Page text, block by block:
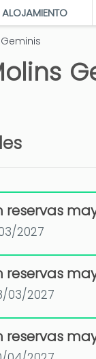
ALOJAMIENTO
Geminis
reservas
2027
reservas
03/2027
reservas